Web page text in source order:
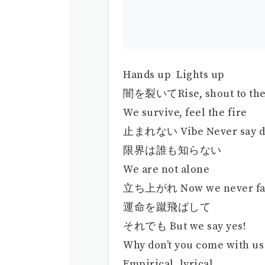
Hands up Lights up
闇を裂いてRise, shout to
We survive, feel the fire
止まれない Vibe Never say
限界は誰も知らない
We are not alone
立ち上がれ Now we never
運命を蹴飛ばして
それでも But we say yes!
Why don’t you come with us